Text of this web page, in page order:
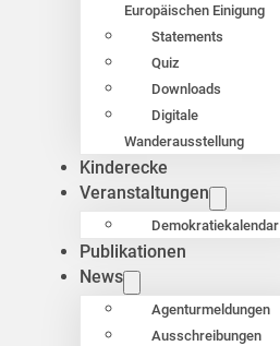
Europäischen Einigung
Statements
Quiz
Downloads
Digitale
Wanderausstellung
Kinderecke
Veranstaltungen
Demokratiekalendar
Publikationen
News
Agenturmeldungen
Ausschreibungen